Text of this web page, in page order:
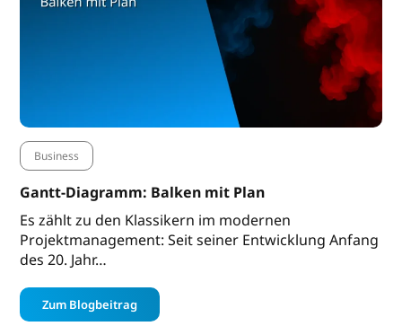
Business
Gantt-Diagramm: Balken mit Plan
Es zählt zu den Klassikern im modernen
Projektmanagement: Seit seiner Entwicklung Anfang
des 20. Jahr…
Zum Blogbeitrag